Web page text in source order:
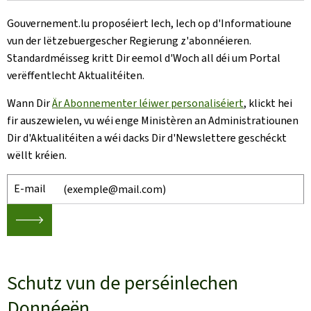
Gouvernement.lu proposéiert Iech, Iech op d'Informatioune
vun der lëtzebuergescher Regierung z'abonnéieren.
Standardméisseg kritt Dir eemol d'Woch all déi um Portal
verëffentlecht Aktualitéiten.
Wann DirÄr Abonnementer léiwer personaliséiert, klickt hei
fir auszewielen, vu wéi enge Ministèren an Administratiounen
Dir d'Aktualitéiten a wéi dacks Dir d'Newslettere geschéckt
wëllt kréien.
E-mail
🡒
Schutz vun de perséinlechen